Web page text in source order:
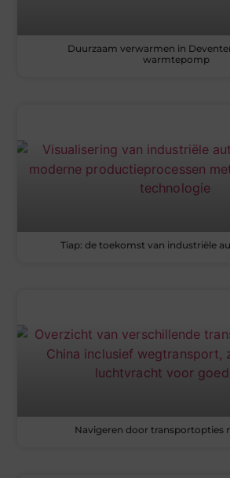
Duurzaam verwarmen in
warmtepomp
Tiap: de toekomst van industriële
Navigeren door transportopties